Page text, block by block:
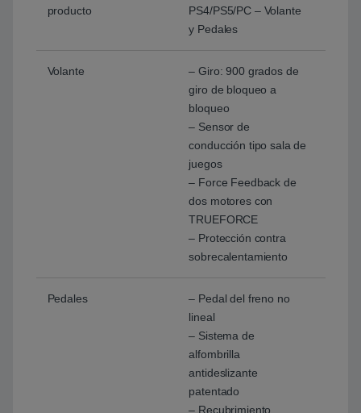
producto
PS4/PS5/PC – Volante
y Pedales
Volante
– Giro: 900 grados de
giro de bloqueo a
bloqueo
– Sensor de
conducción tipo sala de
juegos
– Force Feedback de
dos motores con
TRUEFORCE
– Protección contra
sobrecalentamiento
Pedales
– Pedal del freno no
lineal
– Sistema de
alfombrilla
antideslizante
patentado
– Recubrimiento